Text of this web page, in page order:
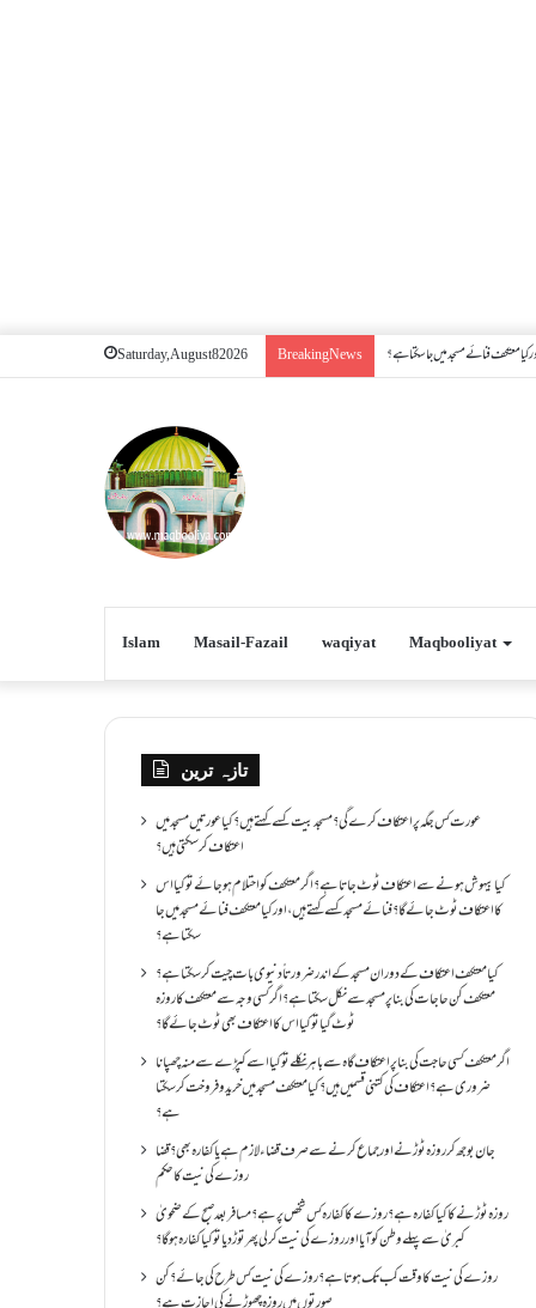
Saturday, August 8 2026 Breaking News معتکف فنائے مسجد میں جا سکتا ہے؟
Islam Masail-Fazail waqiyat Maqbooliyat
تازہ ترین
عورت کس جگہ پر اعتکاف کرے گی؟مسجد بیت کسے کہتے ہیں؟کیا عورتیں مسجد میں
اعتکاف کر سکتی ہیں؟
کیا بیہوش ہونے سے اعتکاف ٹوٹ جاتا ہے؟ اگر معتکف کو احتلام ہو جائے تو کیا اس
کا اعتکاف ٹوٹ جائے گا؟فنائے مسجد کسے کہتے ہیں ، اور کیا معتکف فنائے مسجد میں جا
سکتا ہے؟
کیا معتکف اعتکاف کے دوران مسجد کے اندر ضرورتاً دنیوی بات چیت کر سکتا ہے؟
معتکف کن حاجات کی بنا پر مسجد سے نکل سکتا ہے؟ اگر کسی وجہ سے معتکف کا روزہ
ٹوٹ گیا تو کیا اس کا اعتکاف بھی ٹوٹ جائے گا؟
اگر معتکف کسی حاجت کی بنا پر اعتکاف گاہ سے باہر نکلے تو کیا اسے کپڑے سے منہ چھپانا
ضروری ہے؟اعتکاف کی کتنی قسمیں ہیں؟کیا معتکف مسجد میں خرید و فروخت کر سکتا
ہے؟
جان بوجھ کر روزہ ٹوڑنے اور جماع کرنے سے صرف قضاء لازم ہے یا کفارہ بھی؟ قضا
روزے کی نیت کا حکم
روزہ ٹوڑنے کا کیا کفارہ ہے؟روزے کا کفارہ کس شخص پر ہے؟ مسافر بعد صبح کے ضحویٰ
کبریٰ سے پہلے وطن کو آیا اور روزے کی نیت کر لی پھر توڑ دیا تو کیا کفارہ ہو گا؟
روزے کی نیت کا وقت کب تک ہوتا ہے؟ روزے کی نیت کس طرح کی جائے؟ کن